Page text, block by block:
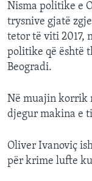
Nisma politike e
trysnive gjatë
tetor të viti 2017,
politike që është
Beogradi.
Në muajin korrik
djegur makina e
Oliver Ivanoviç
për krime lufte